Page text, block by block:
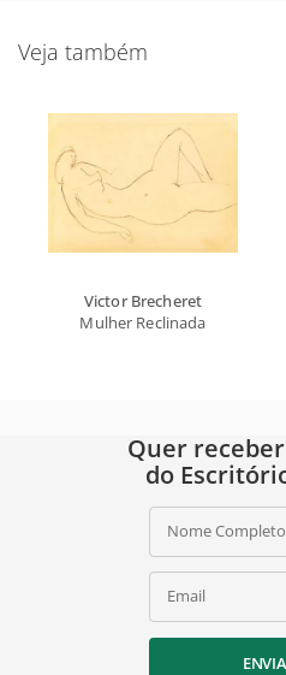
Veja também
Victor Brecheret
Mulher Reclinada
Quer
do
Nome Completo
Email